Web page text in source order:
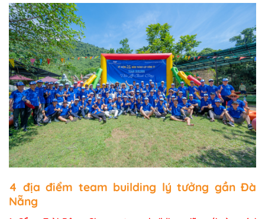
4 địa điểm team building lý tưởng gần Đà
Nẵng